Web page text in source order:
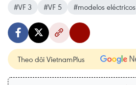
#VF 3
#VF 5 #modelos eléctricos
Theo dõi VietnamPlus